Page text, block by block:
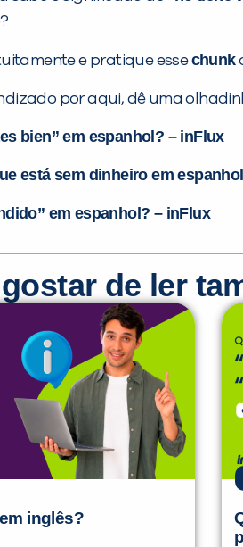
?
e pratique essechunk
por aqui, dê uma
bien” em espanhol? – inFlux
está sem dinheiro em
em espanhol? – inFlux
de ler
inglês?